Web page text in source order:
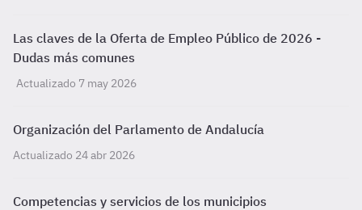
Las claves de la Oferta de Empleo Público de 2026 -
Dudas más comunes
Actualizado 7 may 2026
Organización del Parlamento de Andalucía
Actualizado 24 abr 2026
Competencias y servicios de los municipios